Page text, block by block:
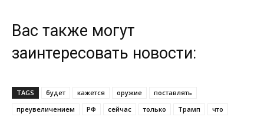
Вас также могут
заинтересовать новости:
TAGS будет кажется оружие
поставлять
преувеличением
РФ сейчас только Трамп
что